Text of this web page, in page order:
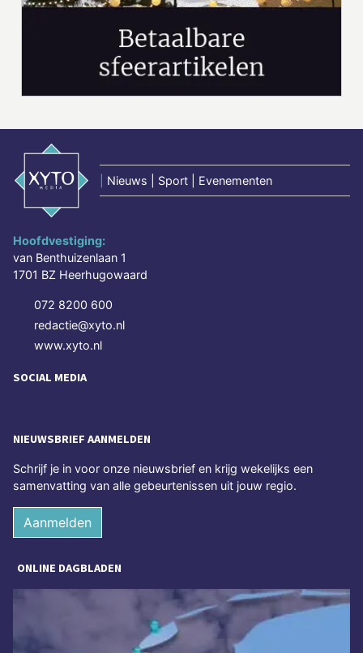
Nieuws | Sport | Evenementen
Hoofdvestiging:
van Benthuizenlaan 1
1701 BZ Heerhugowaard
072 8200 600
redactie@xyto.nl
www.xyto.nl
SOCIAL MEDIA
NIEUWSBRIEF AANMELDEN
Schrijf je in voor onze nieuwsbrief en krijg wekelijks een
samenvatting van alle gebeurtenissen uit jouw regio.
Aanmelden
ONLINE DAGBLADEN